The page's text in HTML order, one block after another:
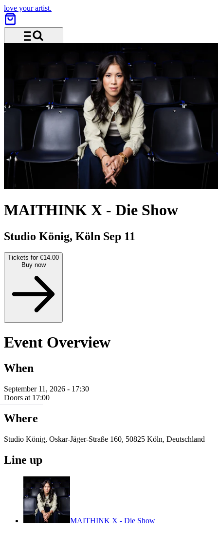
love your artist.
MAITHINK X - Die Show
Studio König, Köln Sep 11
Tickets for €14.00
Buy now
Event Overview
When
September 11, 2026 - 17:30
Doors at 17:00
Where
Studio König, Oskar-Jäger-Straße 160, 50825 Köln, Deutschland
Line up
MAITHINK X - Die Show